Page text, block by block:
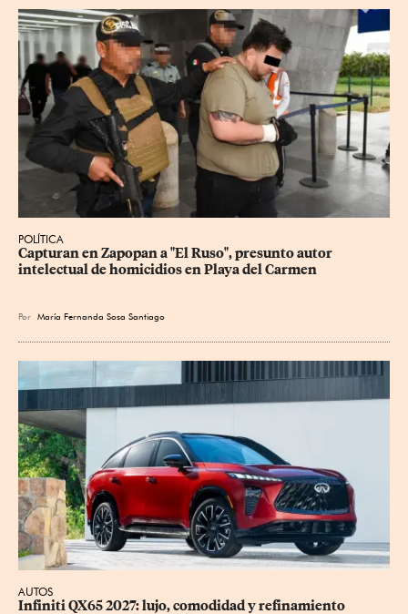
POLÍTICA
Capturan en Zapopan a "El Ruso", presunto autor
intelectual de homicidios en Playa del Carmen
Por María Fernanda Sosa Santiago
AUTOS
Infiniti QX65 2027: lujo, comodidad y refinamiento